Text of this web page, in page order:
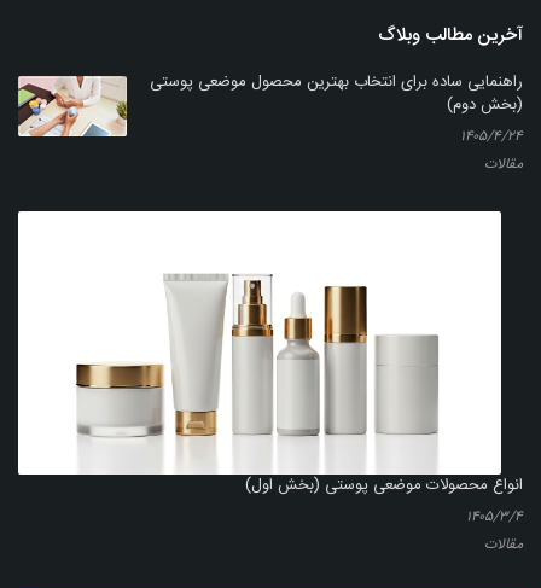
آخرین مطالب وبلاگ
راهنمایی ساده برای انتخاب بهترین محصول موضعی پوستی
(بخش دوم)
۱۴۰۵/۴/۲۴
مقالات
انواع محصولات موضعی پوستی (بخش اول)
۱۴۰۵/۳/۴
مقالات